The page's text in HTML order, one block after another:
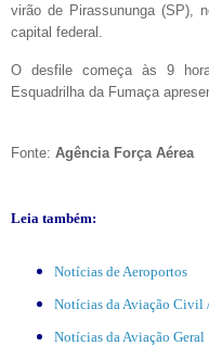
virão de Pirassununga (SP),
capital federal.
O desfile começa às 9
Esquadrilha da Fumaça
Fonte: Agência Força Aérea
Leia também:
Notícias de Aeroportos
Notícias da Aviação Civil
Notícias da Aviação Geral